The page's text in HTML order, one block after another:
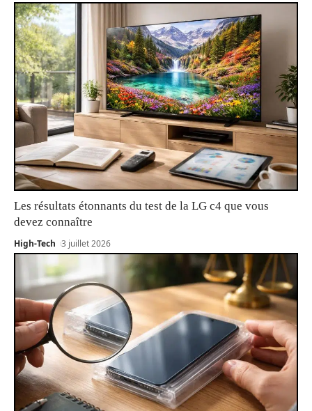
Les résultats étonnants du test de la LG c4 que vous
devez connaître
High-Tech 3 juillet 2026